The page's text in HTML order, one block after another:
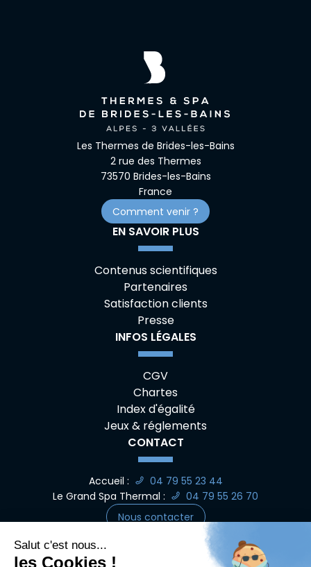
Les Thermes de Brides-les-Bains
2 rue des Thermes
73570 Brides-les-Bains
France
Comment venir ?
EN SAVOIR PLUS
Contenus scientifiques
Partenaires
Satisfaction clients
Presse
INFOS LÉGALES
CGV
Chartes
Index d'égalité
Jeux & réglements
CONTACT
Accueil :
04 79 55 23 44
Le Grand Spa Thermal :
04 79 55 26 70
Nous contacter